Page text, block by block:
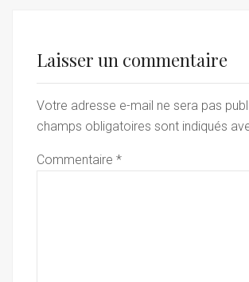
Laisser un commentaire
Votre adresse e-mail ne sera pas
champs obligatoires sont indiqués
Commentaire *